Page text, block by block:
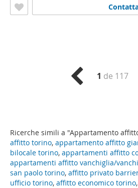
Ricerche simili a "Appartamento
affitto torino, appartamento affitto
bilocale torino, appartamenti affitto
appartamenti affitto vanchiglia/
san paolo torino, affitto privato
ufficio torino, affitto economico torino,
1 de 117